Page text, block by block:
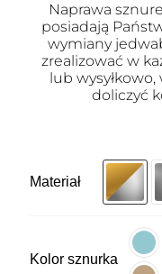
Naprawa
posiadają
wymiany
zrealizować w
lub
doliczyć
Materiał
Kolor sznurka